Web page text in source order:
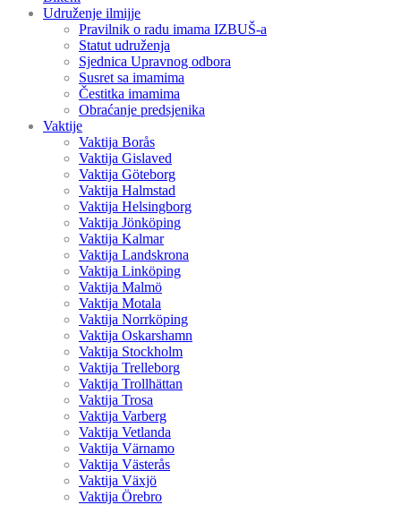
Udruženje ilmijje
Pravilnik o radu imama IZBUŠ-a
Statut udruženja
Sjednica Upravnog odbora
Susret sa imamima
Čestitka imamima
Obraćanje predsjenika
Vaktije
Vaktija Borås
Vaktija Gislaved
Vaktija Göteborg
Vaktija Halmstad
Vaktija Helsingborg
Vaktija Jönköping
Vaktija Kalmar
Vaktija Landskrona
Vaktija Linköping
Vaktija Malmö
Vaktija Motala
Vaktija Norrköping
Vaktija Oskarshamn
Vaktija Stockholm
Vaktija Trelleborg
Vaktija Trollhättan
Vaktija Trosa
Vaktija Varberg
Vaktija Vetlanda
Vaktija Värnamo
Vaktija Västerås
Vaktija Växjö
Vaktija Örebro